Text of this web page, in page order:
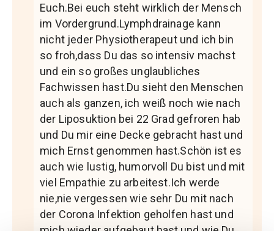
Euch.Bei euch steht wirklich der Mensch
im Vordergrund.Lymphdrainage kann
nicht jeder Physiotherapeut und ich bin
so froh,dass Du das so intensiv machst
und ein so großes unglaubliches
Fachwissen hast.Du sieht den Menschen
auch als ganzen, ich weiß noch wie nach
der Liposuktion bei 22 Grad gefroren hab
und Du mir eine Decke gebracht hast und
mich Ernst genommen hast.Schön ist es
auch wie lustig, humorvoll Du bist und mit
viel Empathie zu arbeitest.Ich werde
nie,nie vergessen wie sehr Du mit nach
der Corona Infektion geholfen hast und